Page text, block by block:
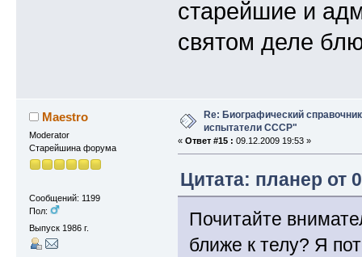
старейшие и
святом деле
Maestro
Moderator
Старейшина форума
Сообщений: 1199
Пол:
Выпуск 1986 г.
Re: Биографический
испытатели СССР"
« Ответ #15 : 09.12.2009 19:53 »
Цитата: планер от
Почитайте
ближе к телу? Я